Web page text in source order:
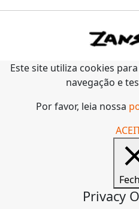
Este site utiliza cookies
navegação e
Por favor, leia nossa
Privacy